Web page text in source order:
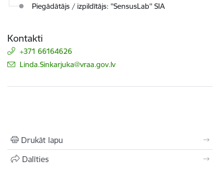
Piegādātājs / izpildītājs: ''SensusLab'' SIA
Kontakti
+371 66164626
E-pasts:
Linda.Sinkarjuka@vraa.gov.lv
Drukāt lapu
Dalīties